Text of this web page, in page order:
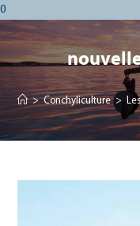
0
> Conchyliculture >